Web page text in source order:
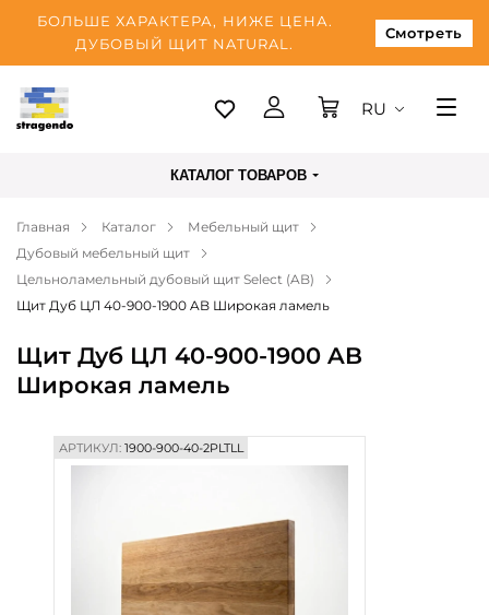
БОЛЬШЕ ХАРАКТЕРА, НИЖЕ ЦЕНА.
ДУБОВЫЙ ЩИТ NATURAL.
Смотреть
Таллинн
Оплата
О нас
Блог
Контакты
RU
КАТАЛОГ ТОВАРОВ
Главная Каталог
Мебельный щит
Дубовый мебельный щит
Цельноламельный дубовый щит Select (AB)
Щит Дуб ЦЛ 40-900-1900 AB Широкая ламель
Щит Дуб ЦЛ 40-900-1900 AB
Широкая ламель
АРТИКУЛ:1900-900-40-2PLTLL